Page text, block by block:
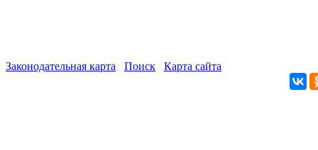
Законодательная карта Поиск Карта сайта